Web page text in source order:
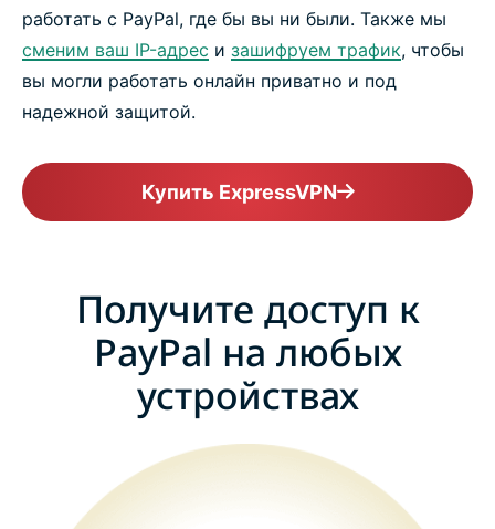
работать с PayPal, где бы вы ни были. Также мы
сменим ваш IP-адрес и зашифруем трафик, чтобы
вы могли работать онлайн приватно и под
надежной защитой.
Купить ExpressVPN
Получите доступ к
PayPal на любых
устройствах